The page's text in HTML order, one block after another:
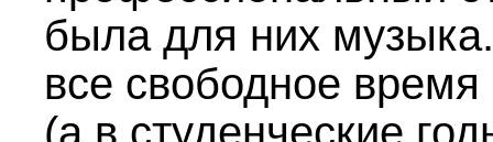
была для них
все свободное время
(а в студенческие